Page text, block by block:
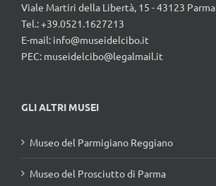
Viale Martiri della Libertà, 15 - 43123 Parma
Tel.: +39.0521.1627213
E-mail: info@museidelcibo.it
PEC: museidelcibo@legalmail.it
GLI ALTRI MUSEI
Museo del Parmigiano Reggiano
Museo del Prosciutto di Parma